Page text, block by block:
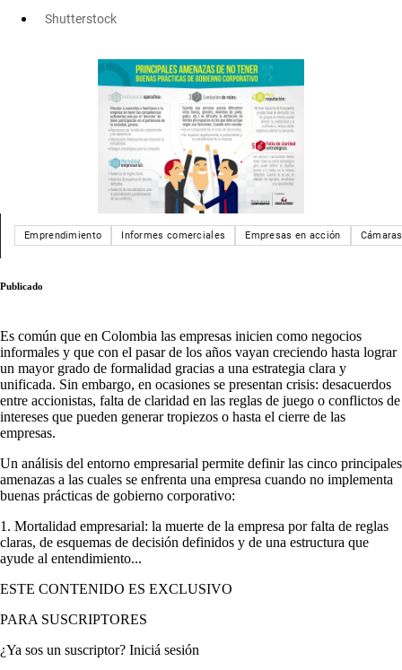
Shutterstock
Emprendimiento Informes comerciales Empresas en acción
Publicado
Es común que en Colombia las empresas inicien como negocios
informales y que con el pasar de los años vayan creciendo hasta lograr
un mayor grado de formalidad gracias a una estrategia clara y
unificada. Sin embargo, en ocasiones se presentan crisis: desacuerdos
entre accionistas, falta de claridad en las reglas de juego o conflictos de
intereses que pueden generar tropiezos o hasta el cierre de las
empresas.
Un análisis del entorno empresarial permite definir las cinco principales
amenazas a las cuales se enfrenta una empresa cuando no implementa
buenas prácticas de gobierno corporativo:
1. Mortalidad empresarial: la muerte de la empresa por falta de reglas
claras, de esquemas de decisión definidos y de una estructura que
ayude al entendimiento...
ESTE CONTENIDO ES EXCLUSIVO
PARA SUSCRIPTORES
¿Ya sos un suscriptor? Iniciá sesión